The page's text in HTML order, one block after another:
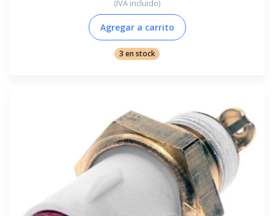
(IVA incluido)
Agregar a carrito
3 en stock